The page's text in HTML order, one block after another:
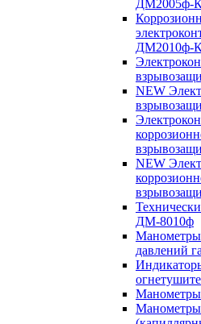
ДМ2005ф-
ДМ2010ф-
NEW
NEW
ДМ-8010ф
Манометры
давлений